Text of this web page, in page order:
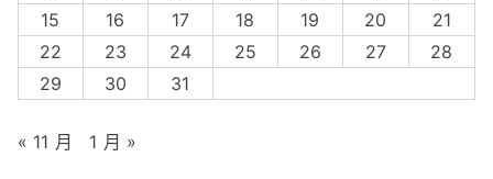
15
16 17 18 19 20
21
22
23 24 25 26 27
28
29
30 31
« 11 月 1 月 »